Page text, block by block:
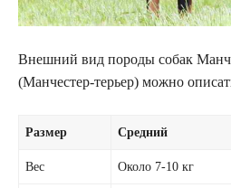
Внешний вид породы собак
(Манчестер-терьер) можно
Размер Средний
Вес Около 7-10 кг